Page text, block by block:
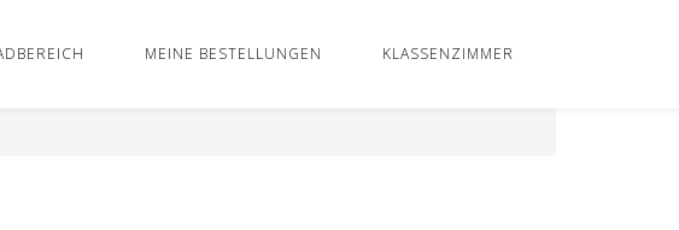
MEINE BESTELLUNGEN KLASSENZIMMER